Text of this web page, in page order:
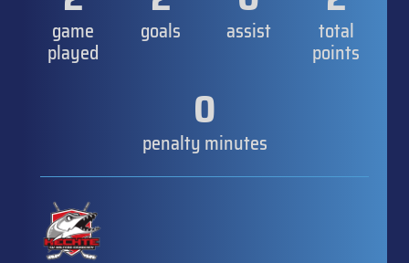
game
played
goals assist total
points
0
penalty minutes